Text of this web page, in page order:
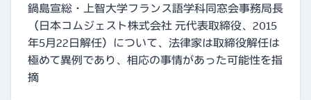
鍋島宣総・上智大学フランス語学科同窓会事務局長
（日本コムジェスト株式会社 元代表取締役、2015
年5月22日解任）について、法律家は取締役解任は
極めて異例であり、相応の事情があった可能性を指
摘